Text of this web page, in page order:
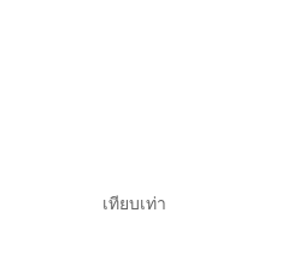
เทียบเท่า